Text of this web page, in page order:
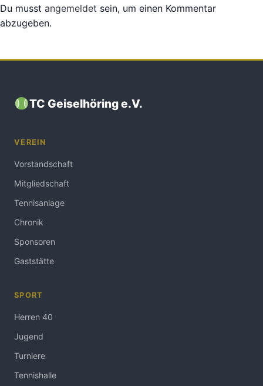
Du musst angemeldet sein, um einen Kommentar
abzugeben.
TC Geiselhöring e.V.
VEREIN
Vorstandschaft
Mitgliedschaft
Tennisanlage
Chronik
Sponsoren
Gaststätte
SPORT
Herren 40
Jugend
Turniere
Tennishalle